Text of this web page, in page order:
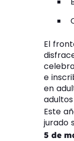
El
e
en
Este
jurado
5 de